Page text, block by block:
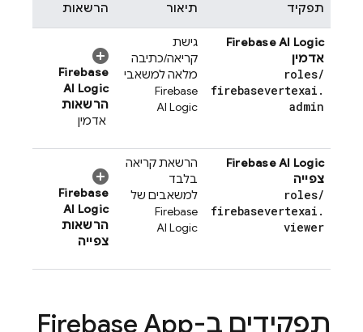
תפקיד תיאור הרשאות
Firebase AI Logic
אדמין
roles/
firebasevertexai .
admin
גישת
קריאה/כתיבה
מלאה למשאבי
Firebase
AI Logic
Firebase
AI Logic
הרשאות
אדמין
Firebase AI Logic
צפייה
roles/
firebasevertexai .
viewer
הרשאת קריאה
בלבד
למשאבים של
Firebase
AI Logic
Firebase
AI Logic
הרשאות
צפייה
תפקידים ב-Firebase App